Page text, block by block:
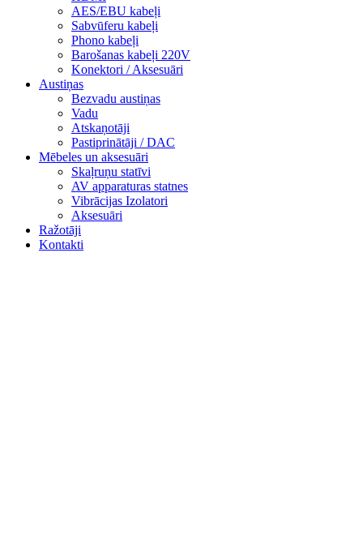
AES/EBU kabeļi
Sabvūferu kabeļi
Phono kabeļi
Barošanas kabeļi 220V
Konektori / Aksesuāri
Austiņas
Bezvadu austiņas
Vadu
Atskaņotāji
Pastiprinātāji / DAC
Mēbeles un aksesuāri
Skaļruņu statīvi
AV apparaturas statnes
Vibrācijas Izolatori
Aksesuāri
Ražotāji
Kontakti